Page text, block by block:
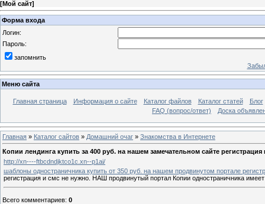
[Мой сайт]
Форма входа
Логин:
Пароль:
запомнить
Меню сайта
Главная страница Информация о сайте Каталог файлов Каталог статей
Блог
FAQ (вопрос/ответ)
Доска
Главная » Каталог сайтов » Домашний очаг » Знакомства в Интернете
Копии лендинга купить за 400 руб. на нашем замечательном сайте
http://xn----ftbcdndjktco1c.xn--p1ai/
шаблоны одностраничника купить от 350 руб. на нашем продвинутом портале
регистрация и смс не нужно. НАШ продвинутый портал Копии одностраничника
Всего комментариев: 0